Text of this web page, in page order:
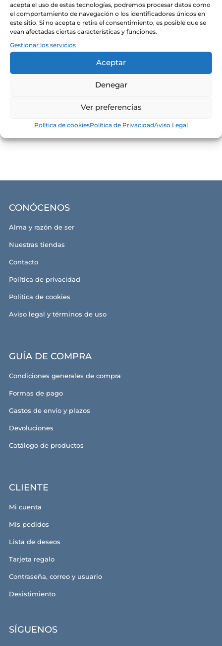
acepta el uso de estas tecnologías, podremos procesar datos como
el comportamiento de navegación o los identificadores únicos en
este sitio. Si no acepta o retira el consentimiento, es posible que se
vean afectadas ciertas características y funciones.
Gestionar los servicios
Aceptar
Denegar
Ver preferencias
Política de cookiesPolítica de PrivacidadAviso Legal
mínimo
Filtrar
Guía de compra
Embalajes especiales regalo
Condiciones Generales de Venta
CONÓCENOS
Alma y razón de ser
Nuestras tiendas
Contacto
Política de privacidad
Política de cookies
Aviso legal y términos de uso
GUÍA DE COMPRA
Condiciones generales de compra
Formas de pago
Gastos de envío y plazos
Devoluciones
Catálogo de productos
CLIENTE
Mi cuenta
Mis pedidos
Lista de deseos
Tarjeta regalo
Contraseña, correo y usuario
Desistimiento
SÍGUENOS